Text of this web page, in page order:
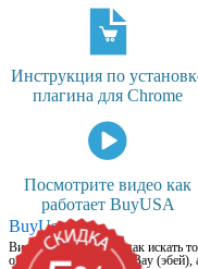
Инструкция по
плагина для Chrome
Посмотрите видео как
работает BuyUSA
BuyUsa.ru
Видео для новичков: как искать
онлайн магазинах, на eBay (эбей),